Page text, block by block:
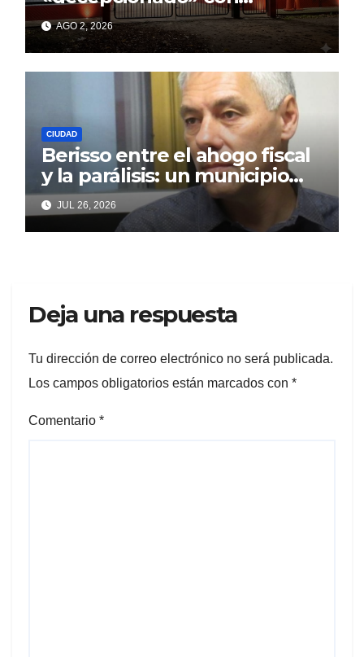
Cagliardi y sus promesas
incumplidas
AGO 2, 2026
CIUDAD
Berisso entre el ahogo fiscal
y la parálisis: un municipio
acorralado por la falta de
gestión y el desencanto
vecino
JUL 26, 2026
Deja una respuesta
Tu dirección de correo electrónico no será publicada.
Los campos obligatorios están marcados con *
Comentario *